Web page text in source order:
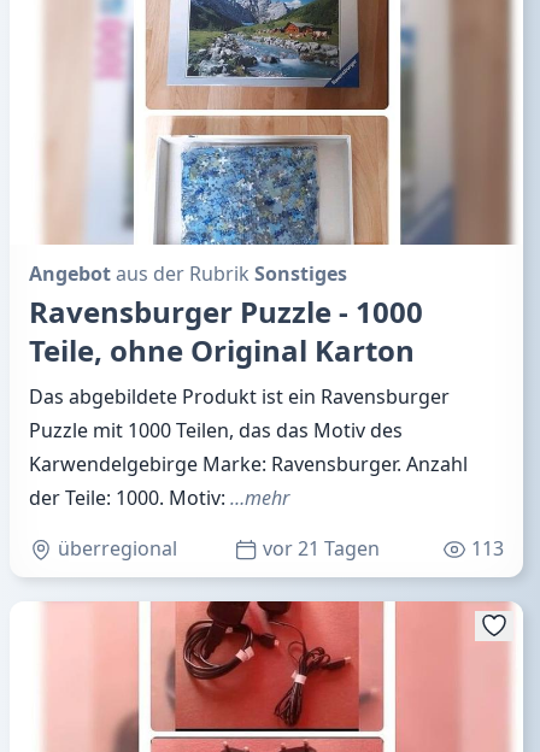
Angebotaus der Rubrik Sonstiges
Ravensburger Puzzle - 1000
Teile, ohne Original Karton
Das abgebildete Produkt ist ein Ravensburger
Puzzle mit 1000 Teilen, das das Motiv des
Karwendelgebirge Marke: Ravensburger. Anzahl
der Teile: 1000. Motiv: …mehr
überregional
vor 21 Tagen 113